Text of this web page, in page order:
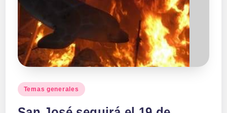
Publicado
Temas generales